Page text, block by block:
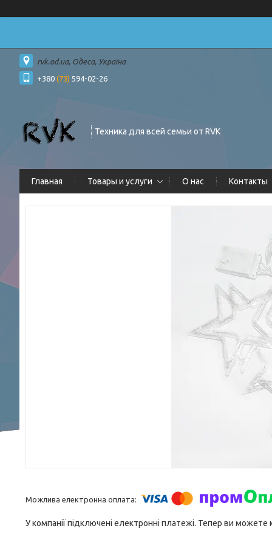
rvk.od.ua, Одеса, Україна
+380 (73) 594-02-26
Техника для всей семьи от RVK
Главная Товары и услуги О нас Контакты
У компанії підключені електронні платежі. Тепер ви